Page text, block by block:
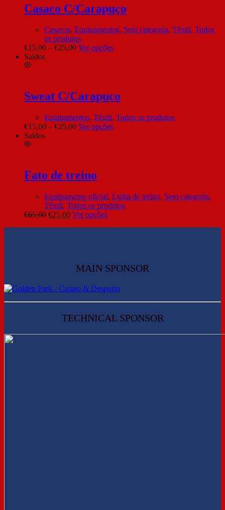
Casaco C/Carapuço
Casacos, Equipamentos, Sem categoria, Têxtil, Todos
os produtos
€15,00 – €25,00 Ver opções
Saldos
Sweat C/Carapuço
Equipamentos, Têxtil, Todos os produtos
€15,00 – €25,00 Ver opções
Saldos
Fato de treino
Equipamento oficial, Linha de treino, Sem categoria,
Têxtil, Todos os produtos
€65,00 €25,00 Ver opções
MAIN SPONSOR
TECHNICAL SPONSOR